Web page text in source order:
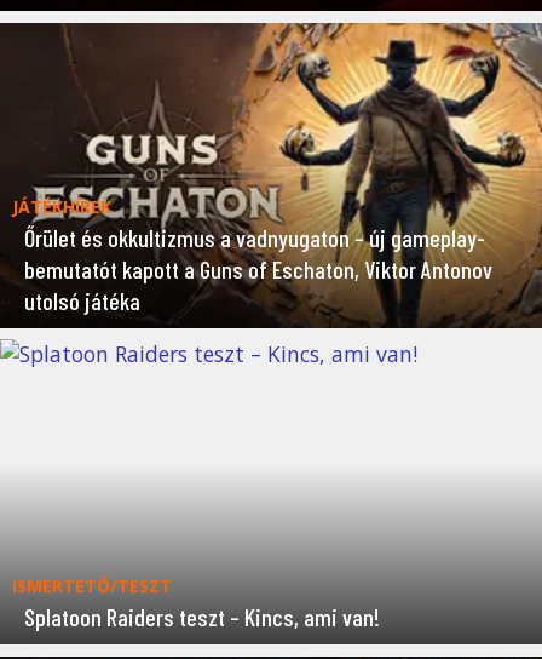
JÁTÉKHÍREK
Őrület és okkultizmus a vadnyugaton – új gameplay-
bemutatót kapott a Guns of Eschaton, Viktor Antonov
utolsó játéka
ISMERTETŐ/TESZT
Splatoon Raiders teszt – Kincs, ami van!